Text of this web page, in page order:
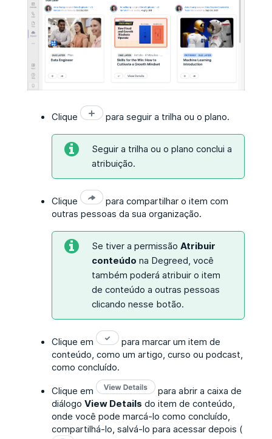
Clique para seguir a trilha ou o plano.
Seguir a trilha ou o plano conclui a
atribuição.
Clique
para compartilhar o item com
outras pessoas da sua organização.
Se tiver a permissão Atribuir
conteúdo na Degreed, você
também poderá atribuir o item
de conteúdo a outras pessoas
clicando nesse botão.
Clique em
para marcar um item de
conteúdo, como um artigo, curso ou podcast,
como concluído.
Clique em
para abrir a caixa de
diálogo View Details do item de conteúdo,
onde você pode marcá-lo como concluído,
compartilhá-lo, salvá-lo para acessar depois (